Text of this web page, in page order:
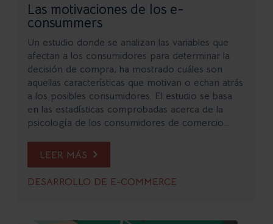
Las motivaciones de los e-
consummers
Un estudio donde se analizan las variables que
afectan a los consumidores para determinar la
decisión de compra, ha mostrado cuáles son
aquellas características que motivan o echan atrás
a los posibles consumidores. El estudio se basa
en las estadísticas comprobadas acerca de la
psicología de los consumidores de comercio...
LEER MÁS
DESARROLLO DE E-COMMERCE